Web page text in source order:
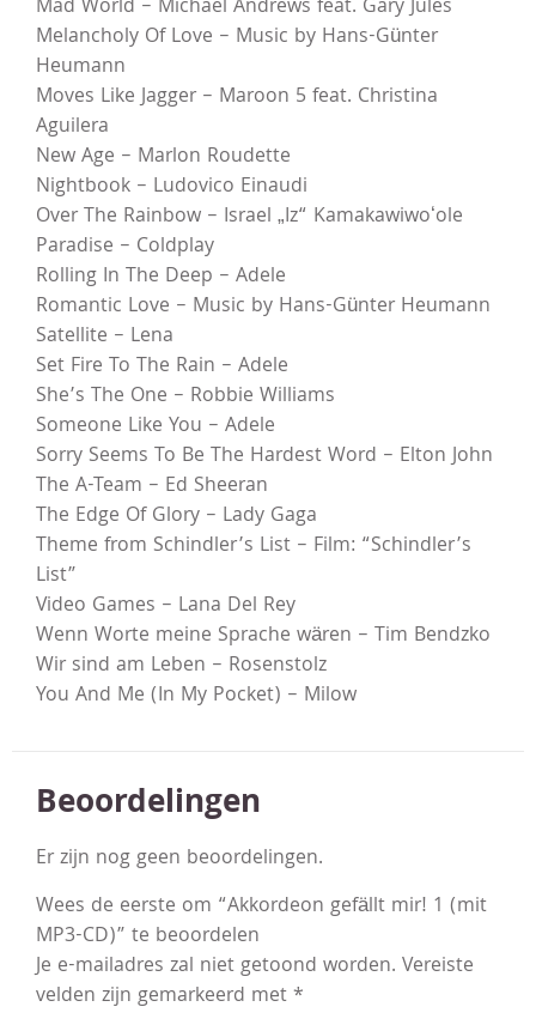
Mad World – Michael Andrews feat. Gary Jules
Melancholy Of Love – Music by Hans-Günter
Heumann
Moves Like Jagger – Maroon 5 feat. Christina
Aguilera
New Age – Marlon Roudette
Nightbook – Ludovico Einaudi
Over The Rainbow – Israel „Iz“ Kamakawiwoʻole
Paradise – Coldplay
Rolling In The Deep – Adele
Romantic Love – Music by Hans-Günter Heumann
Satellite – Lena
Set Fire To The Rain – Adele
She’s The One – Robbie Williams
Someone Like You – Adele
Sorry Seems To Be The Hardest Word – Elton John
The A-Team – Ed Sheeran
The Edge Of Glory – Lady Gaga
Theme from Schindler’s List – Film: “Schindler’s
List”
Video Games – Lana Del Rey
Wenn Worte meine Sprache wären – Tim Bendzko
Wir sind am Leben – Rosenstolz
You And Me (In My Pocket) – Milow
Beoordelingen
Er zijn nog geen beoordelingen.
Wees de eerste om “Akkordeon gefällt mir! 1 (mit
MP3-CD)” te beoordelen
Je e-mailadres zal niet getoond worden. Vereiste
velden zijn gemarkeerd met*